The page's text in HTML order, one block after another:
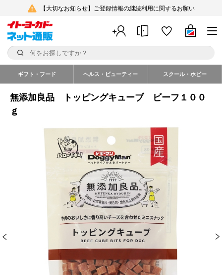
【大切なお知らせ】ご登録情報の継続利用に関するお願い
ギフト・フード ヘルス・ビューティー スクール・ホビー
無添加良品 トッピングキューブ ビーフ１００
ｇ